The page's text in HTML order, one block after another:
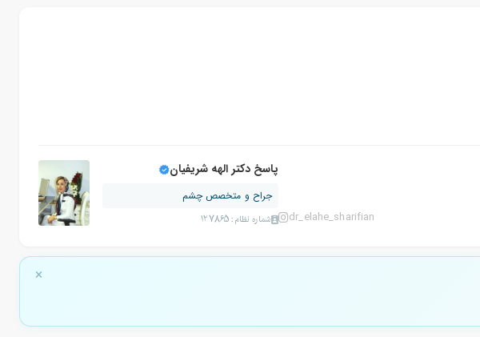
پاسخ دکتر الهه شریفیان
جراح و متخصص چشم
شماره نظام: 127865 dr_elahe_sharifian